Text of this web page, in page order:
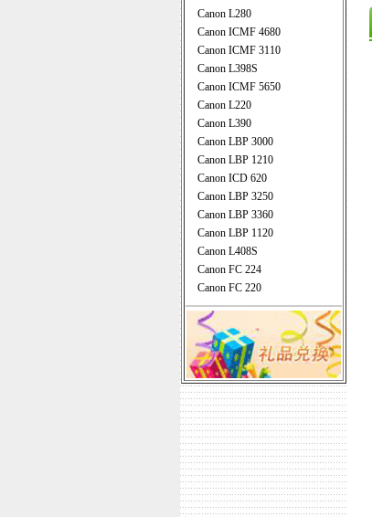
Canon L280
Canon ICMF 4680
Canon ICMF 3110
Canon L398S
Canon ICMF 5650
Canon L220
Canon L390
Canon LBP 3000
Canon LBP 1210
Canon ICD 620
Canon LBP 3250
Canon LBP 3360
Canon LBP 1120
Canon L408S
Canon FC 224
Canon FC 220